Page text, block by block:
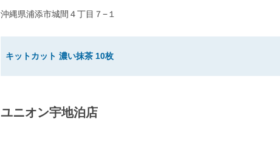
沖縄県浦添市城間４丁目７−１
キットカット 濃い抹茶 10枚
ユニオン宇地泊店